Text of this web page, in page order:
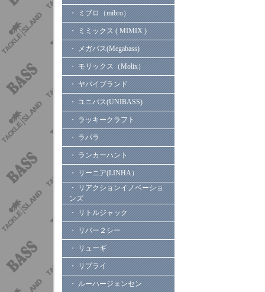
・ ミブロ（mibro）
・ ミミックス ( MIMIX )
・ メガバス(Megabass)
・ モリックス（Molix）
・ ヤバイブランド
・ ユニバス(UNIBASS)
・ ラッキークラフト
・ ラパラ
・ ランカーハント
・ リーニア(LINHA）
・ リアクションイノベーショ
ンズ
・ リトルジャック
・ リバー２シー
・ リューギ
・ リプライ
・ ルーハージェンセン